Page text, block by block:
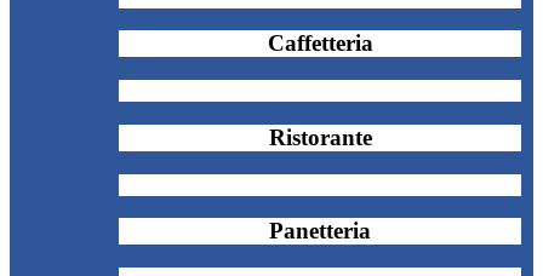
Caffetteria
Ristorante
Panetteria